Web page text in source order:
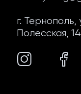
г. Тернополь,
Полесская, 14